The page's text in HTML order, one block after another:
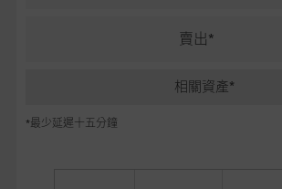
賣出*
相關資產*
*最少延遲十五分鐘